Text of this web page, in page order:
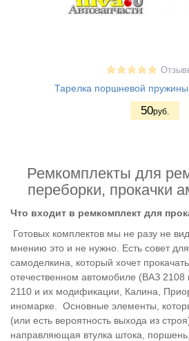
Тарелка поршневой
50руб.
Ремкомплекты для
переборки, прокачки
Что входит в ремкомплект для
Готовых комплектов мы не разу не
мнению это и не нужно. Есть совет
самоделкина, который хочет
отечественном автомобиле (ВАЗ
2110 и их модификации, Калина,
иномарке. Основные элементы,
(или есть вероятность выхода из
направляющая втулка штока,